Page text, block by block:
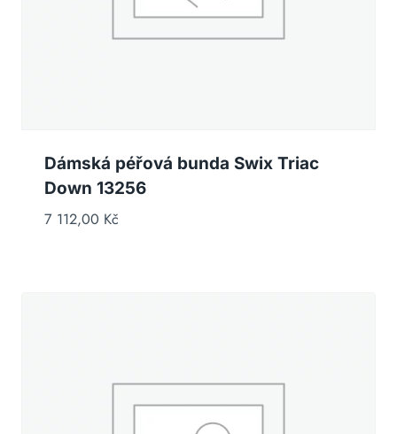
Dámská péřová bunda Swix Triac
Down 13256
7 112,00 Kč